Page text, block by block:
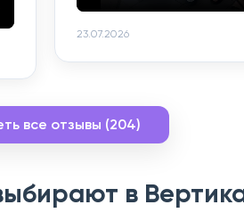
23.07.2026
все отзывы (204)
в